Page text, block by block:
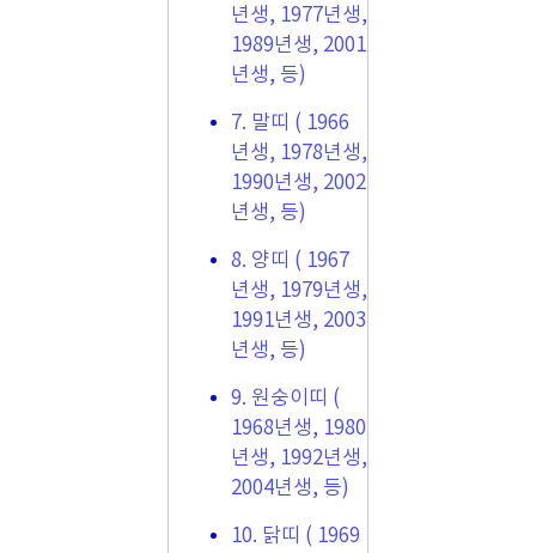
년생, 1977년생,
1989년생, 2001
년생, 등)
7. 말띠 ( 1966
년생, 1978년생,
1990년생, 2002
년생, 등)
8. 양띠 ( 1967
년생, 1979년생,
1991년생, 2003
년생, 등)
9. 원숭이띠 (
1968년생, 1980
년생, 1992년생,
2004년생, 등)
10. 닭띠 ( 1969